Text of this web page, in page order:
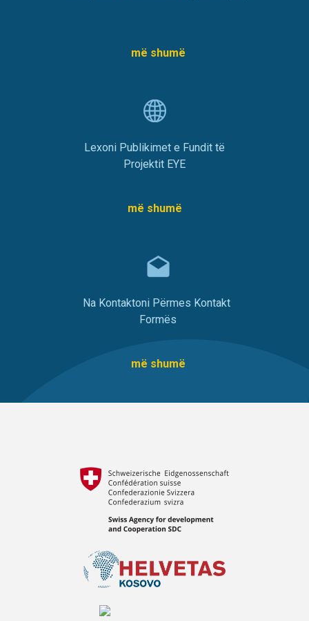
më shumë
Lexoni Publikimet e Fundit të
Projektit EYE
më shumë
Na Kontaktoni Përmes Kontakt
Formës
më shumë